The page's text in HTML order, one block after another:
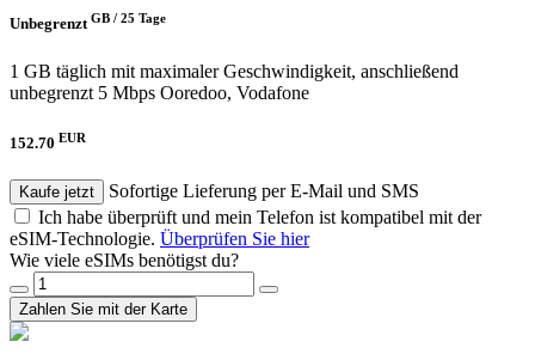
UnbegrenztGB / 25 Tage
1 GB täglich mit maximaler Geschwindigkeit, anschließend
unbegrenzt 5 Mbps Ooredoo, Vodafone
152.70 EUR
Kaufe jetzt
Sofortige Lieferung per E-Mail und SMS
Ich habe überprüft und mein Telefon ist kompatibel mit der
eSIM-Technologie. Überprüfen Sie hier
Wie viele eSIMs benötigst du?
Zahlen Sie mit der Karte